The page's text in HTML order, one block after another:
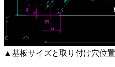
▲基板サイズと取り付け穴位置